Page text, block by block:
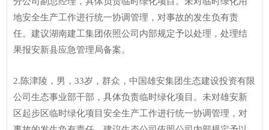
地安全生产工作进行统一协调管理，对事故的发生负有责
任。建议湖南建工集团依照公司内部规定予以处理，处理结
果报安新县应急管理局备案。
2.陈津陵，男，33岁，群众，中国雄安集团生态建设投资有限
公司生态事业部干部，具体负责临时绿化项目。未对雄安新
区起步区临时绿化项目安全生产工作进行统一协调管理，对